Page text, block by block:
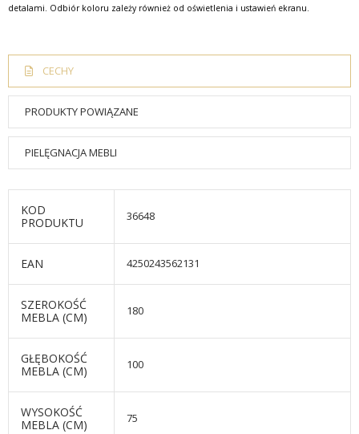
detalami. Odbiór koloru zależy również od oświetlenia i ustawień ekranu.
CECHY
PRODUKTY POWIĄZANE
PIELĘGNACJA MEBLI
KOD
PRODUKTU
36648
EAN 4250243562131
SZEROKOŚĆ
MEBLA (CM)
180
GŁĘBOKOŚĆ
MEBLA (CM)
100
WYSOKOŚĆ
MEBLA (CM)
75